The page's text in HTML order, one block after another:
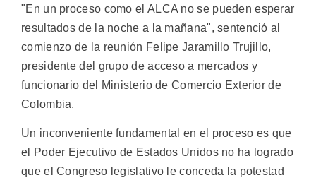
"En un proceso como el ALCA no se pueden esperar
resultados de la noche a la mañana", sentenció al
comienzo de la reunión Felipe Jaramillo Trujillo,
presidente del grupo de acceso a mercados y
funcionario del Ministerio de Comercio Exterior de
Colombia.
Un inconveniente fundamental en el proceso es que
el Poder Ejecutivo de Estados Unidos no ha logrado
que el Congreso legislativo le conceda la potestad